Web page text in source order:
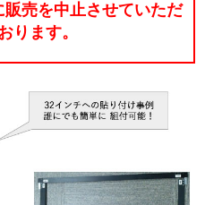
売を中止させていただ
ります。